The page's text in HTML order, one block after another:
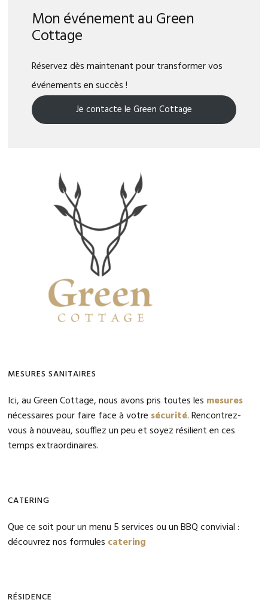
Mon événement au Green
Cottage
Réservez dès maintenant pour transformer vos
événements en succès !
Je contacte le Green Cottage
Primary
Sidebar
MESURES SANITAIRES
Ici, au Green Cottage, nous avons pris toutes les mesures
nécessaires pour faire face à votre sécurité. Rencontrez-
vous à nouveau, soufflez un peu et soyez résilient en ces
temps extraordinaires.
CATERING
Que ce soit pour un menu 5 services ou un BBQ convivial :
découvrez nos formules catering
RÉSIDENCE